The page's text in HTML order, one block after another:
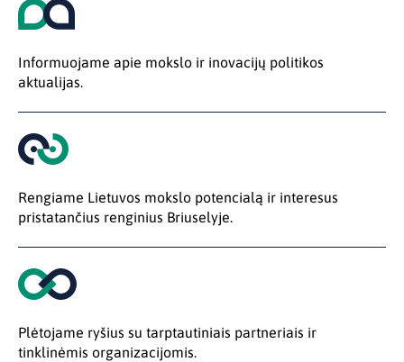
Informuojame apie mokslo ir inovacijų politikos
aktualijas.
Rengiame Lietuvos mokslo potencialą ir interesus
pristatančius renginius Briuselyje.
Plėtojame ryšius su tarptautiniais partneriais ir
tinklinėmis organizacijomis.